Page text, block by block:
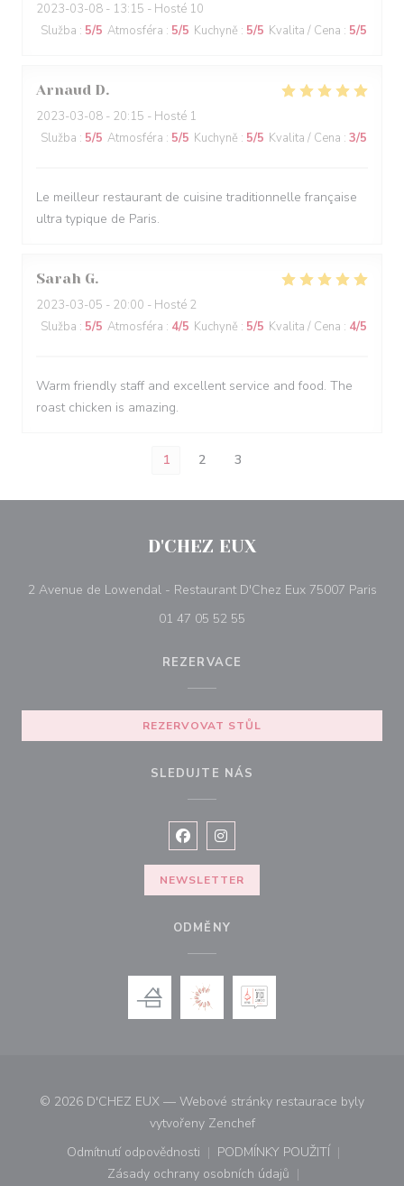
2023-03-08 - 13:15 - Hosté 10
Služba : 5/5 Atmosféra : 5/5 Kuchyně : 5/5 Kvalita / Cena : 5/5
Arnaud D
2023-03-08 - 20:15 - Hosté 1
Služba : 5/5 Atmosféra : 5/5 Kuchyně : 5/5 Kvalita / Cena : 3/5
Le meilleur restaurant de cuisine traditionnelle française
ultra typique de Paris.
Sarah G
2023-03-05 - 20:00 - Hosté 2
Služba : 5/5 Atmosféra : 4/5 Kuchyně : 5/5 Kvalita / Cena : 4/5
Warm friendly staff and excellent service and food. The
roast chicken is amazing.
1 2 3
D'CHEZ EUX
2 Avenue de Lowendal - Restaurant D'Chez Eux 75007 Paris
01 47 05 52 55
REZERVACE
REZERVOVAT STŮL
SLEDUJTE NÁS
Facebook ((otevře se v novém
Instagram ((otevře se v
NEWSLETTER
ODMĚNY
© 2026 D'CHEZ EUX — Webové stránky restaurace byly
vytvořeny Zenchef((otevře se v novém okně))
Odmítnutí odpovědnosti
((otevře se v novém okně))
PODMÍNKY POUŽITÍ
((otevře se v novém
Zásady ochrany osobních údajů